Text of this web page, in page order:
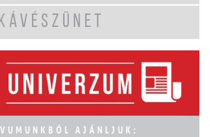
AJÁNLJUK: